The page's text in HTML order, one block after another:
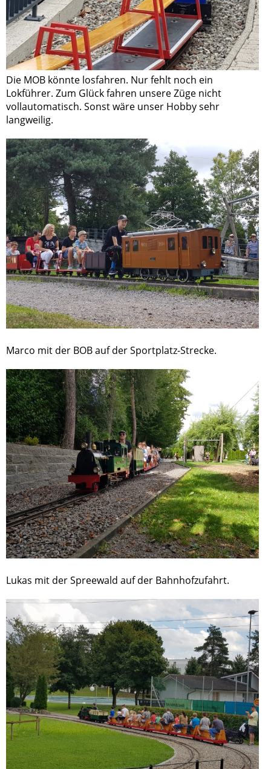
Die MOB könnte losfahren. Nur fehlt noch ein
Lokführer. Zum Glück fahren unsere Züge nicht
vollautomatisch. Sonst wäre unser Hobby sehr
langweilig.
Marco mit der BOB auf der Sportplatz-Strecke.
Lukas mit der Spreewald auf der Bahnhofzufahrt.